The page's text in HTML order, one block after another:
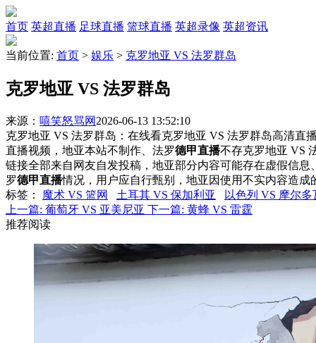
首页 英超直播 足球直播 篮球直播 英超录像 英超资讯
当前位置: 首页 > 娱乐 > 克罗地亚 VS 法罗群岛
克罗地亚 VS 法罗群岛
来源： 嘻笑怒骂网 2026-06-13 13:52:10
克罗地亚 VS 法罗群岛：在线看克罗地亚 VS 法罗群岛高清直
直播视频，地亚本站不制作、法罗德甲直播不存克罗地亚 VS
链接全部来自网友自发投稿，地亚部分内容可能存在虚假信
罗德甲直播情况，用户应自行甄别，地亚因使用不实内容造
标签 ： 魔术 VS 篮网 土耳其 VS 保加利亚
以色列 VS 摩尔多
上一篇: 葡萄牙 VS 亚美尼亚 下一篇: 黄蜂 VS 雷霆
推荐阅读